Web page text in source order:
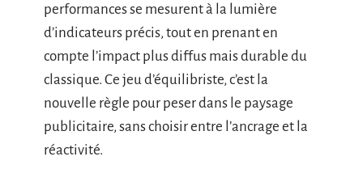
performances se mesurent à la lumière
d’indicateurs précis, tout en prenant en
compte l’impact plus diffus mais durable du
classique. Ce jeu d’équilibriste, c’est la
nouvelle règle pour peser dans le paysage
publicitaire, sans choisir entre l’ancrage et la
réactivité.